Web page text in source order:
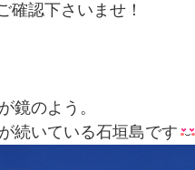
確認下さいませ！
鏡のよう。
続いている石垣島です